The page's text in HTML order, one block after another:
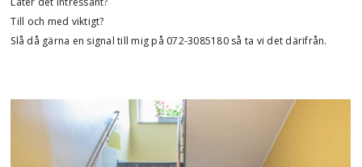
Till och med viktigt?
Slå då gärna en signal till mig på 072-3085180 så ta vi det därifrån.